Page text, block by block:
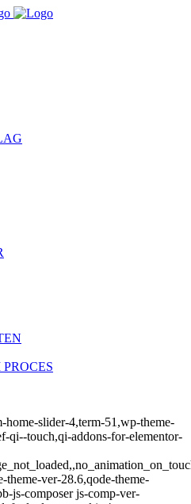
home-slider-4,term-51,wp-theme-
qi--touch,qi-addons-for-elementor-
theme-ver-28.6,qode-theme-
js-composer js-comp-ver-